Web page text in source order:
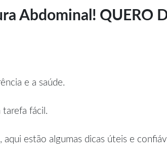
Abdominal! QUERO
e a saúde.
fácil.
estão algumas dicas úteis e